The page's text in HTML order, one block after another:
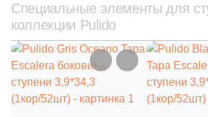
Специальные элементы для
коллекции Pulido